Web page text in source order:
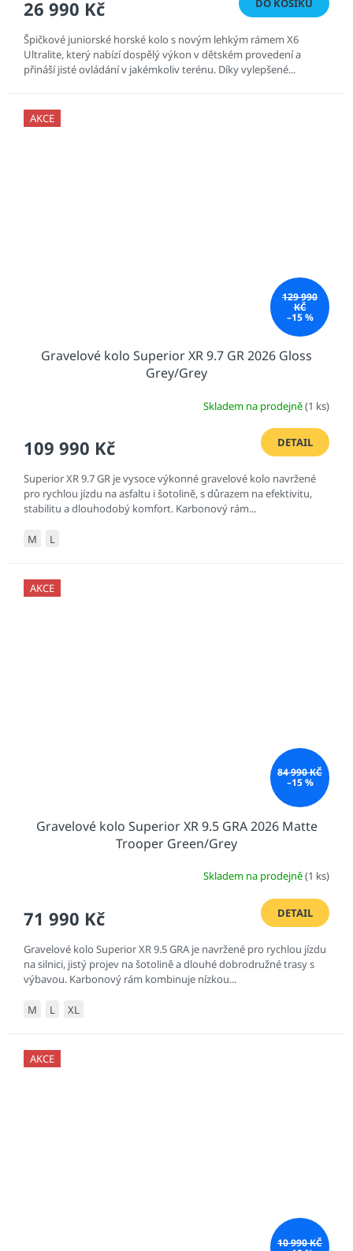
26 990 Kč
Špičkové juniorské horské kolo s novým lehkým rámem X6
Ultralite, který nabízí dospělý výkon v dětském provedení a
přináší jisté ovládání v jakémkoliv terénu. Díky vylepšené...
AKCE
129 990
KČ
–15 %
Gravelové kolo Superior XR 9.7 GR 2026 Gloss
Grey/Grey
Skladem na prodejně(1 ks)
109 990 Kč DETAIL
Superior XR 9.7 GR je vysoce výkonné gravelové kolo navržené
pro rychlou jízdu na asfaltu i šotolině, s důrazem na efektivitu,
stabilitu a dlouhodobý komfort. Karbonový rám...
M L
AKCE
84 990 KČ
–15 %
Gravelové kolo Superior XR 9.5 GRA 2026 Matte
Trooper Green/Grey
Skladem na prodejně(1 ks)
71 990 Kč DETAIL
Gravelové kolo Superior XR 9.5 GRA je navržené pro rychlou jízdu
na silnici, jistý projev na šotolině a dlouhé dobrodružné trasy s
výbavou. Karbonový rám kombinuje nízkou...
M L XL
AKCE
10 990 KČ